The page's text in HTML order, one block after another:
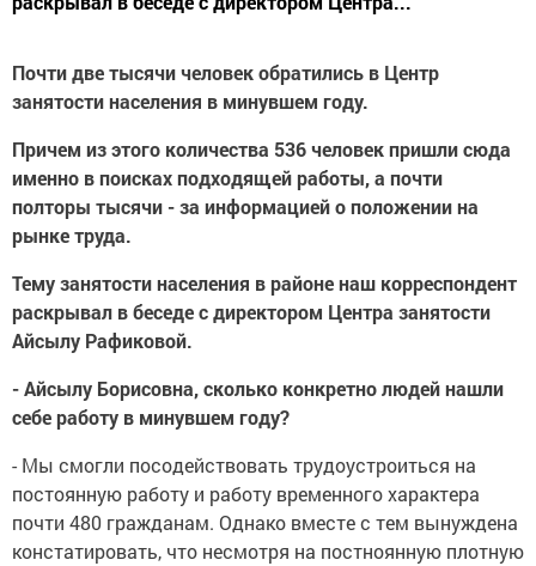
Почти две тысячи человек обратились в Центр
занятости населения в минувшем году.
Причем из этого количества 536 человек пришли сюда
именно в поисках подходящей работы, а почти
полторы тысячи - за информацией о положении на
рынке труда.
Тему занятости населения в районе наш корреспондент
раскрывал в беседе с директором Центра занятости
Айсылу Рафиковой.
- Айсылу Борисовна, сколько конкретно людей нашли
себе работу в минувшем году?
- Мы смогли посодействовать трудоустроиться на
постоянную работу и работу временного характера
почти 480 гражданам. Однако вместе с тем вынуждена
констатировать, что несмотря на постноянную плотную